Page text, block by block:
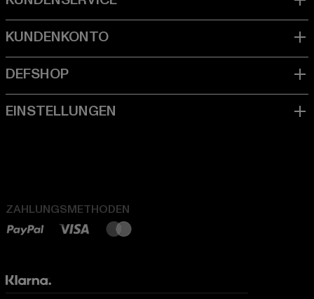
ZAHLUNGSMETHODEN